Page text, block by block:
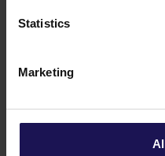
Statistics
Marketing